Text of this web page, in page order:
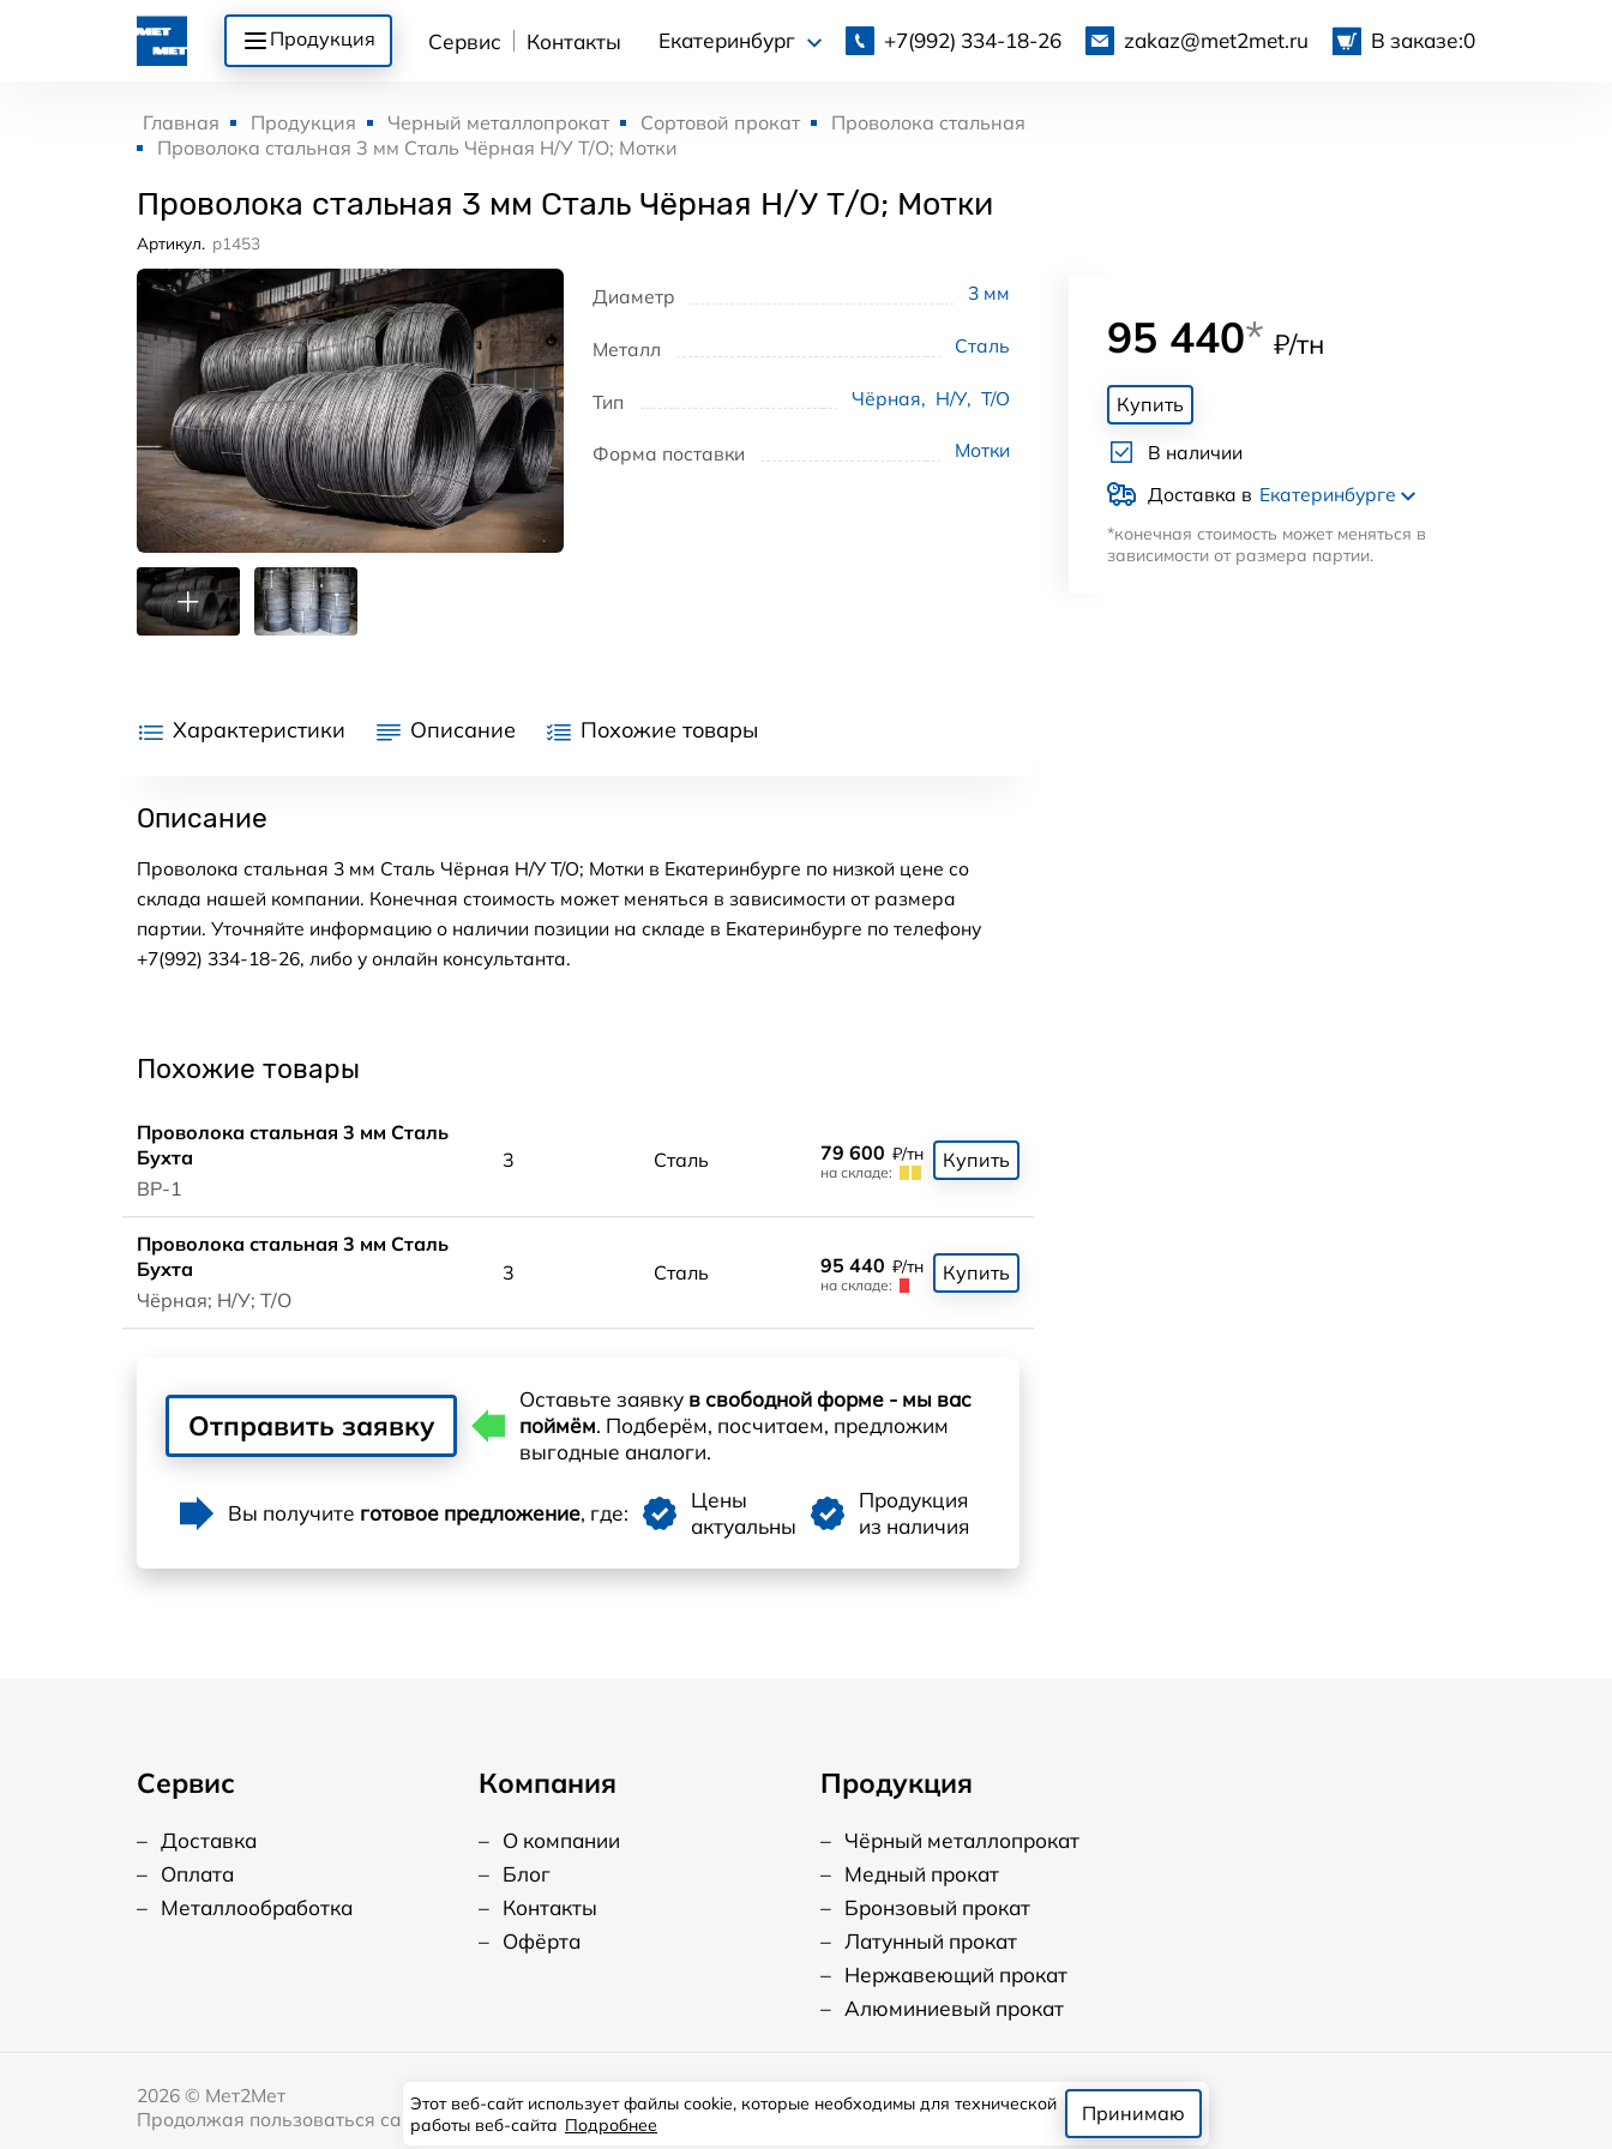
Продукция Сервис Контакты Екатеринбург +7(992) 334-18-26 zakaz@met2met.ru В заказе:0
Главная Продукция Черный металлопрокат Сортовой прокат
Проволока стальная
Проволока стальная 3 мм Сталь Чёрная Н/У Т/О; Мотки
Проволока стальная 3 мм Сталь Чёрная Н/У Т/О; Мотки
Артикул. p1453
Диаметр 3 мм
Металл Сталь
Тип Чёрная, Н/У, Т/О
Форма поставки Мотки
95 440* ₽/тн
Купить
В наличии
Доставка в Екатеринбурге
*конечная стоимость может меняться в
зависимости от размера партии.
Характеристики Описание Похожие товары
Описание
Проволока стальная 3 мм Сталь Чёрная Н/У Т/О; Мотки в Екатеринбурге по низкой цене со
склада нашей компании. Конечная стоимость может меняться в зависимости от размера
партии. Уточняйте информацию о наличии позиции на складе в Екатеринбурге по телефону
+7(992) 334-18-26, либо у онлайн консультанта.
Похожие товары
Проволока стальная 3 мм Сталь
Бухта
ВР-1
3 Сталь 79 600 ₽/тн
на складе:
Купить
Проволока стальная 3 мм Сталь
Бухта
Чёрная; Н/У; Т/О
3 Сталь 95 440 ₽/тн
на складе:
Купить
Отправить заявку
Оставьте заявку в свободной форме - мы вас
поймём. Подберём, посчитаем, предложим
выгодные аналоги.
Вы получите готовое предложение, где:
Цены
актуальны
Продукция
из наличия
Сервис
– Доставка
– Оплата
– Металлообработка
Компания
– О компании
– Блог
– Контакты
– Офёрта
Продукция
– Чёрный металлопрокат
– Медный прокат
– Бронзовый прокат
– Латунный прокат
– Нержавеющий прокат
– Алюминиевый прокат
2026 © Мет2Мет
Продолжая пользоваться сайтом, я даю согласие на использование файлов cookie.
Этот веб-сайт использует файлы cookie, которые необходимы для технической
работы веб-сайта Подробнее Принимаю